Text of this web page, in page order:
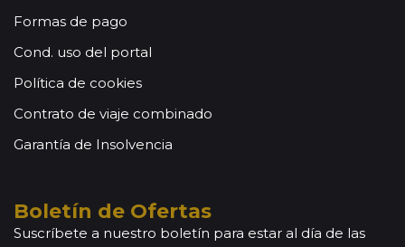
Formas de pago
Cond. uso del portal
Política de cookies
Contrato de viaje combinado
Garantía de Insolvencia
Boletín de Ofertas
Suscríbete a nuestro boletín para estar al día de las